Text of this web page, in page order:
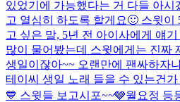
있었기에 가능했다는 거 다들 아시
고 열심히 하도록 할게요🙂 스윗
고 싶은 말, 5년 전 아이사에게 얘
많이 물어봤는데 스윗에게는 진짜
생일이잖아~~ 오랜만에 팬싸하자
테이씨 생일 노래 들을 수 있는건
💙 스윗들 보고시포~~🩶월요정 등